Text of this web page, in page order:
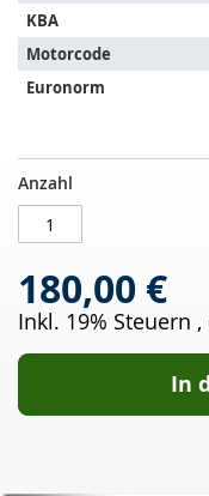
KBA
Motorcode
Euronorm
Katalysator
VW
Jetta
FSI
(1K2)
AUF
LAGER
Anzahl
180,00 €
Inkl. 19% Steuern ,
In